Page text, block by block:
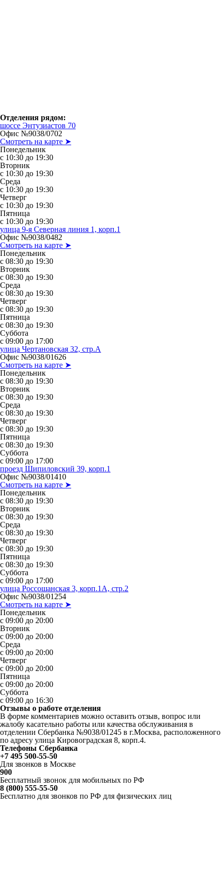
Отделения рядом:
шоссе Энтузиастов 70
Офис №9038/0702
Смотреть на карте ➤
Понедельник
с 10:30 до 19:30
Вторник
с 10:30 до 19:30
Среда
с 10:30 до 19:30
Четверг
с 10:30 до 19:30
Пятница
с 10:30 до 19:30
улица 9-я Северная линия 1, корп.1
Офис №9038/0482
Смотреть на карте ➤
Понедельник
с 08:30 до 19:30
Вторник
с 08:30 до 19:30
Среда
с 08:30 до 19:30
Четверг
с 08:30 до 19:30
Пятница
с 08:30 до 19:30
Суббота
с 09:00 до 17:00
улица Чертановская 32, стр.А
Офис №9038/01626
Смотреть на карте ➤
Понедельник
с 08:30 до 19:30
Вторник
с 08:30 до 19:30
Среда
с 08:30 до 19:30
Четверг
с 08:30 до 19:30
Пятница
с 08:30 до 19:30
Суббота
с 09:00 до 17:00
проезд Шипиловский 39, корп.1
Офис №9038/01410
Смотреть на карте ➤
Понедельник
с 08:30 до 19:30
Вторник
с 08:30 до 19:30
Среда
с 08:30 до 19:30
Четверг
с 08:30 до 19:30
Пятница
с 08:30 до 19:30
Суббота
с 09:00 до 17:00
улица Россошанская 3, корп.1А, стр.2
Офис №9038/01254
Смотреть на карте ➤
Понедельник
с 09:00 до 20:00
Вторник
с 09:00 до 20:00
Среда
с 09:00 до 20:00
Четверг
с 09:00 до 20:00
Пятница
с 09:00 до 20:00
Суббота
с 09:00 до 16:30
Отзывы о работе отделения
В форме комментариев можно оставить отзыв, вопрос или
жалобу касательно работы или качества обслуживания в
отделении Сбербанка №9038/01245 в г.Москва, расположенного
по адресу улица Кировоградская 8, корп.4.
Телефоны Сбербанка
+7 495 500-55-50
Для звонков в Москве
900
Бесплатный звонок для мобильных по РФ
8 (800) 555-55-50
Бесплатно для звонков по РФ для физических лиц